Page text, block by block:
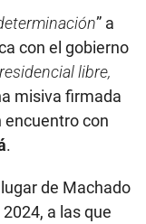
” a
con el gobierno
libre,
misiva firmada
encuentro con
.
de Machado
a las que